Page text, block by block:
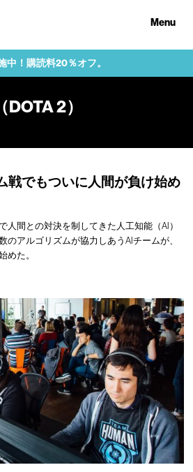
Menu
中！購読料20％オフ。
2）
戦でもついに人間が負け始め
人間との対決を制してきた人工知能（AI）
のアルゴリズムが協力しあうAIチームが、
めた。